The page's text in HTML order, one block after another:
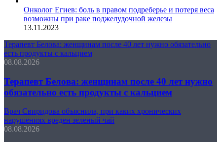
Онколог Егиев: боль в правом подреберье и потеря веса
возможны при раке поджелудочной железы
13.11.2023
Терапевт Белова: женщинам после 40 лет нужно обязательно
есть продукты с кальцием
08.08.2026
Терапевт Белова: женщинам после 40 лет нужно
обязательно есть продукты с кальцием
Врач Свиридова объяснила, при каких хронических
нарушениях вреден зеленый чай
08.08.2026